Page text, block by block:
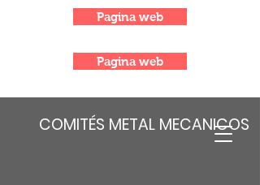
COMITÉS METAL MECANICOS
Pagina web
Pagina web